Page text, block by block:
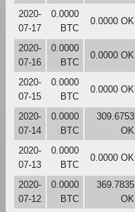
2020-
07-17
0.0000
BTC
0.0000 OK
2020-
07-16
0.0000
BTC
0.0000 OK
2020-
07-15
0.0000
BTC
0.0000 OK
2020-
07-14
0.0000
BTC
309.6753
OK
2020-
07-13
0.0000
BTC
0.0000 OK
2020-
07-12
0.0000
BTC
369.7835
OK